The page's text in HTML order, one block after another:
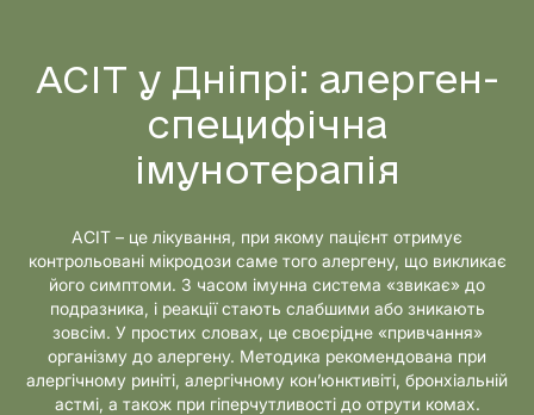
АСІТ у Дніпрі: алерген-
специфічна
імунотерапія
АСІТ – це лікування, при якому пацієнт отримує
контрольовані мікродози саме того алергену, що викликає
його симптоми. З часом імунна система «звикає» до
подразника, і реакції стають слабшими або зникають
зовсім. У простих словах, це своєрідне «привчання»
організму до алергену. Методика рекомендована при
алергічному риніті, алергічному кон’юнктивіті, бронхіальній
астмі, а також при гіперчутливості до отрути комах.